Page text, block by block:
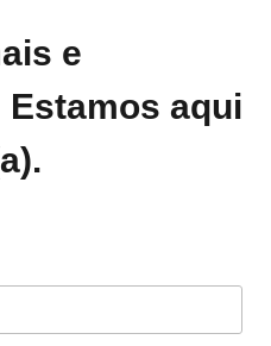
e
aqui